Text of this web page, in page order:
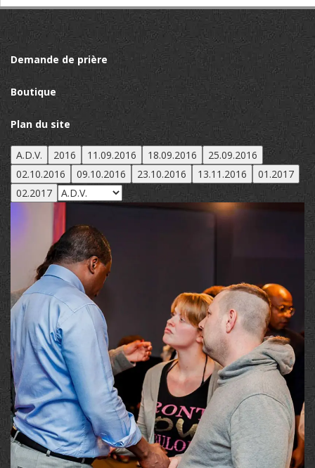
Demande de prière
Boutique
Plan du site